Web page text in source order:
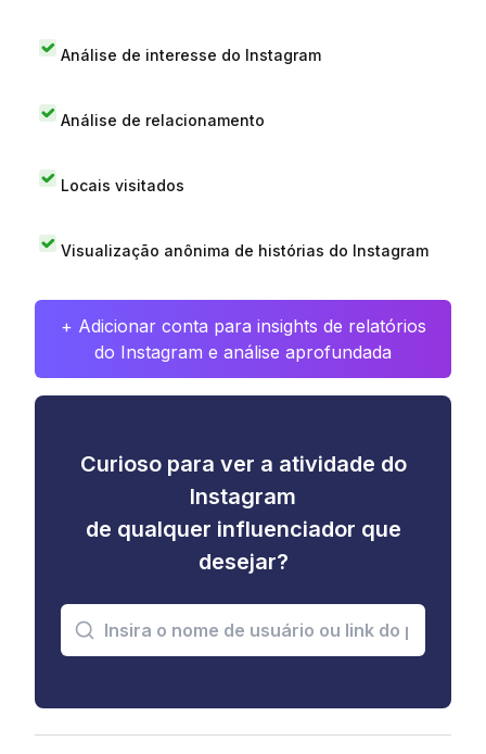
Análise de interesse do Instagram
Análise de relacionamento
Locais visitados
Visualização anônima de histórias do Instagram
+ Adicionar conta para insights de relatórios
do Instagram e análise aprofundada
Curioso para ver a atividade do
Instagram
de qualquer influenciador que
desejar?